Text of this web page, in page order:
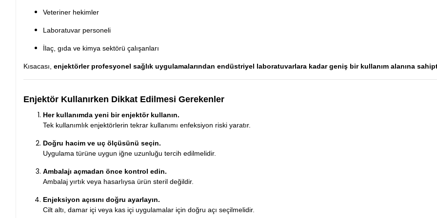
Veteriner hekimler
Laboratuvar personeli
İlaç, gıda ve kimya sektörü çalışanları
Kısacası, enjektörler profesyonel sağlık uygulamalarından endüstriyel laboratuvarlara kadar geniş bir kullanım alanına
Enjektör Kullanırken Dikkat Edilmesi Gerekenler
Her kullanımda yeni bir enjektör kullanın.
Tek kullanımlık enjektörlerin tekrar kullanımı enfeksiyon riski yaratır.
Doğru hacim ve uç ölçüsünü seçin.
Uygulama türüne uygun iğne uzunluğu tercih edilmelidir.
Ambalajı açmadan önce kontrol edin.
Ambalaj yırtık veya hasarlıysa ürün steril değildir.
Enjeksiyon açısını doğru ayarlayın.
Cilt altı, damar içi veya kas içi uygulamalar için doğru açı seçilmelidir.